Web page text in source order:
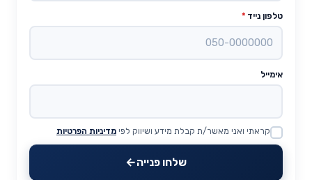
טלפון נייד *
אימייל
Website
קראתי ואני מאשר/ת קבלת מידע ושיווק לפי מדיניות הפרטיות
שלחו פנייה